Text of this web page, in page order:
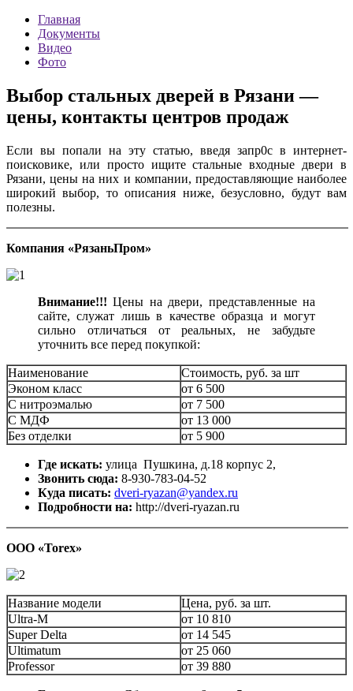
Главная
Документы
Видео
Фото
Выбор стальных дверей в Рязани —
цены, контакты центров продаж
Если вы попали на эту статью, введя запр0с в интернет-
поисковике, или просто ищите стальные входные двери в
Рязани, цены на них и компании, предоставляющие наиболее
широкий выбор, то описания ниже, безусловно, будут вам
полезны.
Компания «РязаньПром»
Внимание!!! Цены на двери, представленные на
сайте, служат лишь в качестве образца и могут
сильно отличаться от реальных, не забудьте
уточнить все перед покупкой:
Наименование
Стоимость, руб. за шт
Эконом класс
от 6 500
С нитроэмалью
от 7 500
С МДФ
от 13 000
Без отделки
от 5 900
Где искать: улица Пушкина, д.18 корпус 2,
Звонить сюда: 8-930-783-04-52
Куда писать: dveri-ryazan@yandex.ru
Подробности на: http://dveri-ryazan.ru
ООО «Torex»
Название модели
Цена, руб. за шт.
Ultra-M
от 10 810
Super Delta
от 14 545
Ultimatum
от 25 060
Professor
от 39 880